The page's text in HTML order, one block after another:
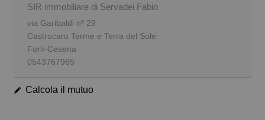
SIR immobiliare di Servadei Fabio
via Garibaldi nº 29
Castrocaro Terme e Terra del Sole
Forlì-Cesena
0543767965
Calcola il mutuo